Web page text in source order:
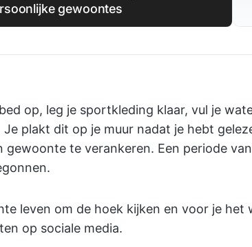
gewoontes
op, leg je sportkleding klaar, vul je
plakt dit op je muur nadat je hebt
gewoonte te verankeren. Een periode
leven om de hoek kijken en voor je het
op sociale media.